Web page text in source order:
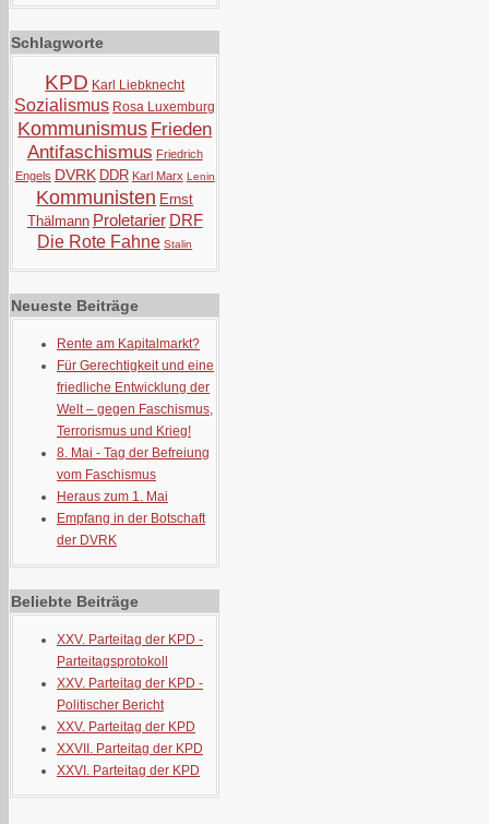
Schlagworte
KPD Karl Liebknecht
Sozialismus Rosa Luxemburg
Kommunismus Frieden
Antifaschismus Friedrich
Engels DVRK DDR Karl Marx Lenin
Kommunisten Ernst
Thälmann Proletarier DRF
Die Rote Fahne Stalin
Neueste Beiträge
Rente am Kapitalmarkt?
Für Gerechtigkeit und eine
friedliche Entwicklung der
Welt – gegen Faschismus,
Terrorismus und Krieg!
8. Mai - Tag der Befreiung
vom Faschismus
Heraus zum 1. Mai
Empfang in der Botschaft
der DVRK
Beliebte Beiträge
XXV. Parteitag der KPD -
Parteitagsprotokoll
XXV. Parteitag der KPD -
Politischer Bericht
XXV. Parteitag der KPD
XXVII. Parteitag der KPD
XXVI. Parteitag der KPD